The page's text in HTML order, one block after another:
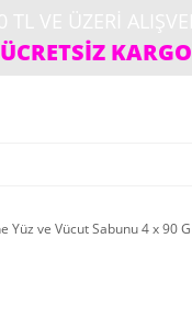
ÜCRETSİZ KARGO